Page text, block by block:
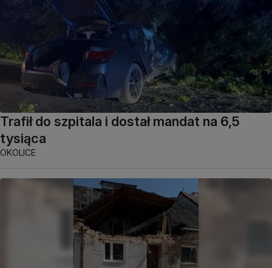
Trafił do szpitala i dostał mandat na 6,5
tysiąca
OKOLICE